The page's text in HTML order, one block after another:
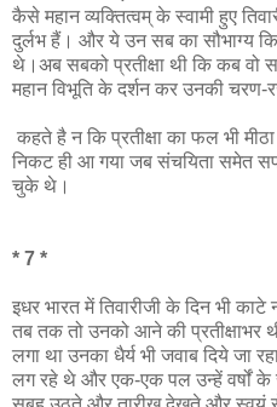
कैसे महान व्यक्तित्वम् के स्वामी हुए
दुर्लभ हैं। और ये उन सब का सौभाग्य
थे।अब सबको प्रतीक्षा थी कि कब
महान विभूति के दर्शन कर उनकी
कहते है न कि प्रतीक्षा का फल भी
निकट ही आ गया जब संचयिता समेत
चुके थे।
* 7 *
इधर भारत में तिवारीजी के दिन भी
तब तक तो उनको आने की
लगा था उनका धैर्य भी जवाब दिये जा
लग रहे थे और एक-एक पल उन्हें वर्षों के